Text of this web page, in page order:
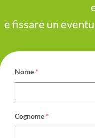
e fissare un
Nome*
Cognome*